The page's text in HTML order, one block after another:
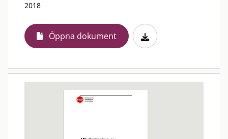
2018
Öppna dokument